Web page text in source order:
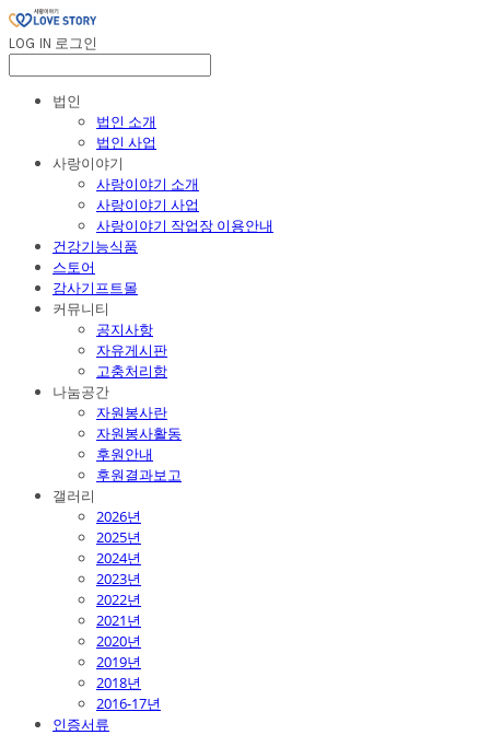
LOG IN 로그인
법인
법인 소개
법인 사업
사랑이야기
사랑이야기 소개
사랑이야기 사업
사랑이야기 작업장 이용안내
건강기능식품
스토어
감사기프트몰
커뮤니티
공지사항
자유게시판
고충처리함
나눔공간
자원봉사란
자원봉사활동
후원안내
후원결과보고
갤러리
2026년
2025년
2024년
2023년
2022년
2021년
2020년
2019년
2018년
2016-17년
인증서류